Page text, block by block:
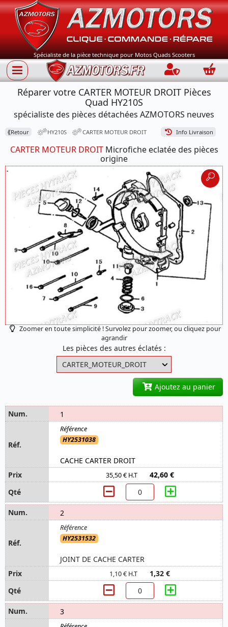
Spécialiste de la pièce technique pour Motos Quads Scooters
Connection
Réparer votre CARTER MOTEUR DROIT Pièces
Quad HY210S
spécialiste des pièces détachées AZMOTORS neuves
⟪Retour HY210S CARTER MOTEUR DROIT Info Livraison
CARTER MOTEUR DROITMicrofiche eclatée des pièces
origine
Zoomer en toute simplicité ! Survolez pour zoomer, ou cliquez pour
agrandir
Les pièces des autres éclatés :
Ajoutez au panier
1
HY2531038
CACHE CARTER DROIT
35,50 € H.T 42,60 €
2
HY2531532
JOINT DE CACHE CARTER
1,10 € H.T 1,32 €
3